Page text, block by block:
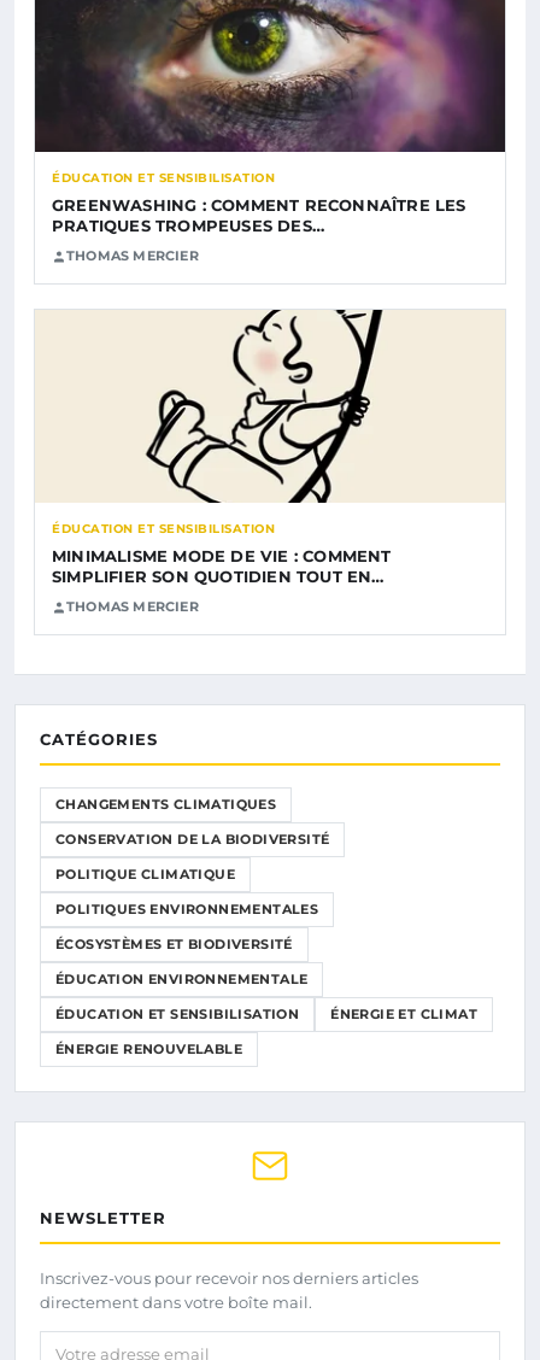
ÉDUCATION ET SENSIBILISATION
GREENWASHING : COMMENT RECONNAÎTRE LES
PRATIQUES TROMPEUSES DES…
THOMAS MERCIER
ÉDUCATION ET SENSIBILISATION
MINIMALISME MODE DE VIE : COMMENT
SIMPLIFIER SON QUOTIDIEN TOUT EN…
THOMAS MERCIER
CATÉGORIES
CHANGEMENTS CLIMATIQUES
CONSERVATION DE LA BIODIVERSITÉ
POLITIQUE CLIMATIQUE
POLITIQUES ENVIRONNEMENTALES
ÉCOSYSTÈMES ET BIODIVERSITÉ
ÉDUCATION ENVIRONNEMENTALE
ÉDUCATION ET SENSIBILISATION ÉNERGIE ET CLIMAT
ÉNERGIE RENOUVELABLE
NEWSLETTER
Inscrivez-vous pour recevoir nos derniers articles
directement dans votre boîte mail.
Votre adresse email